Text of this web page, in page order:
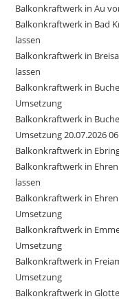
Balkonkraftwerk in Au
Balkonkraftwerk in Bad
lassen
Balkonkraftwerk in
lassen
Balkonkraftwerk in
Umsetzung
Balkonkraftwerk in
Umsetzung 20.07.2026
Balkonkraftwerk in
Balkonkraftwerk in
lassen
Balkonkraftwerk in
Umsetzung
Balkonkraftwerk in
Umsetzung
Balkonkraftwerk in
Umsetzung
Balkonkraftwerk in